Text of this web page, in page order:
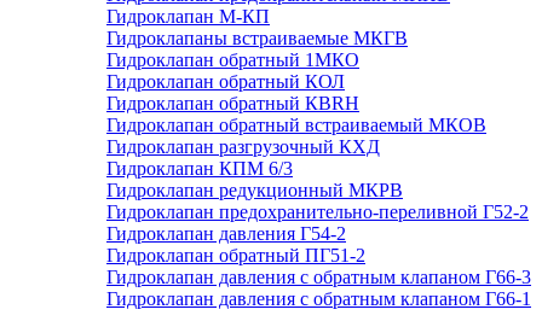
Гидроклапан М-КП
Гидроклапаны встраиваемые МКГВ
Гидроклапан обратный 1МКО
Гидроклапан обратный КОЛ
Гидроклапан обратный КВRН
Гидроклапан обратный встраиваемый МКОВ
Гидроклапан разгрузочный КХД
Гидроклапан КПМ 6/3
Гидроклапан редукционный МКРВ
Гидроклапан предохранительно-переливной Г52-2
Гидроклапан давления Г54-2
Гидроклапан обратный ПГ51-2
Гидроклапан давления с обратным клапаном Г66-3
Гидроклапан давления с обратным клапаном Г66-1